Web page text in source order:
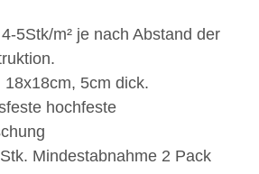
5Stk/m² je nach Abstand der
18x18cm, 5cm dick.
hochfeste
Mindestabnahme 2 Pack